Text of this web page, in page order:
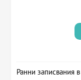
Ранни записвания